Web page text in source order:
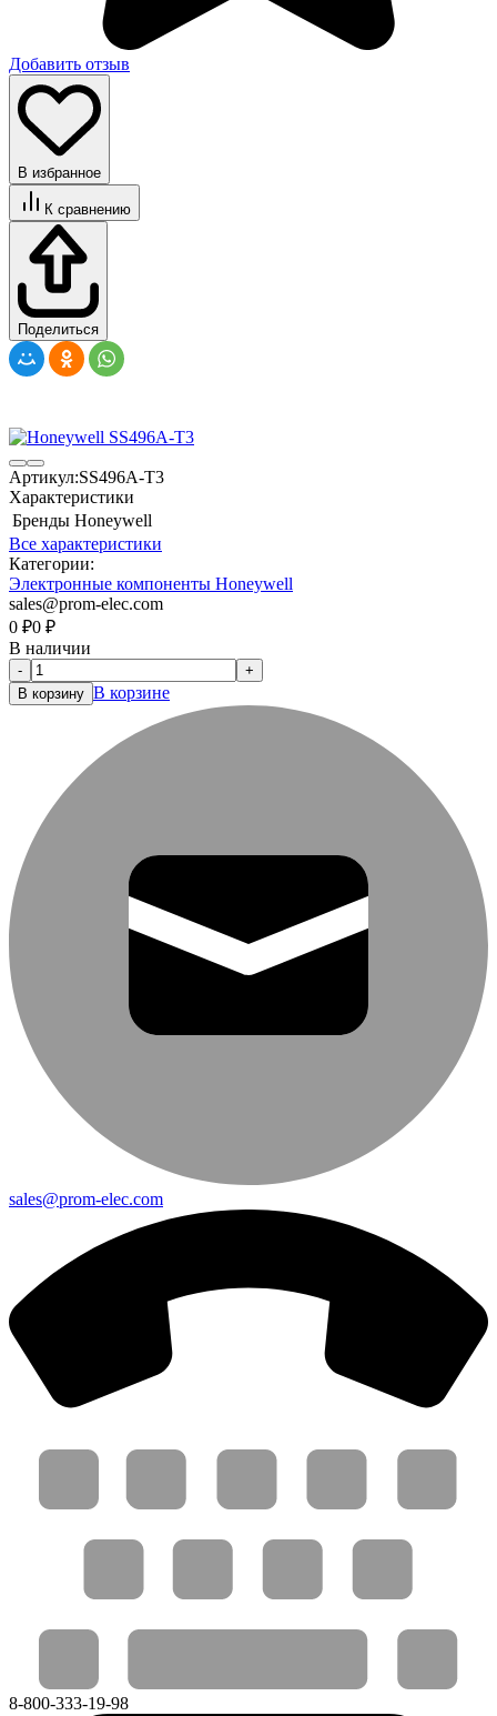
Добавить отзыв
В избранное
К сравнению
Поделиться
Артикул:SS496A-T3
Характеристики
Бренды Honeywell
Все характеристики
Категории:
Электронные компоненты Honeywell
sales@prom-elec.com
0 ₽0 ₽
В наличии
-
+
В корзину В корзине
sales@prom-elec.com
8-800-333-19-98